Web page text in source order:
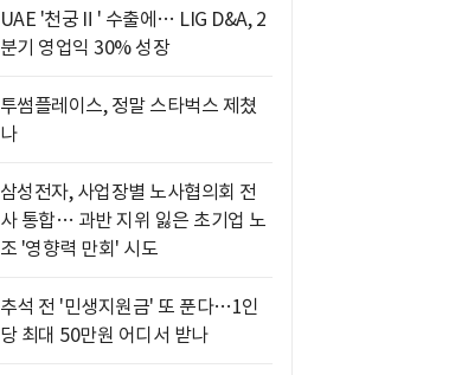
UAE '천궁Ⅱ' 수출에… LIG D&A, 2
분기 영업익 30% 성장
투썸플레이스, 정말 스타벅스 제쳤
나
삼성전자, 사업장별 노사협의회 전
사 통합… 과반 지위 잃은 초기업 노
조 '영향력 만회' 시도
추석 전 '민생지원금' 또 푼다…1인
당 최대 50만원 어디서 받나